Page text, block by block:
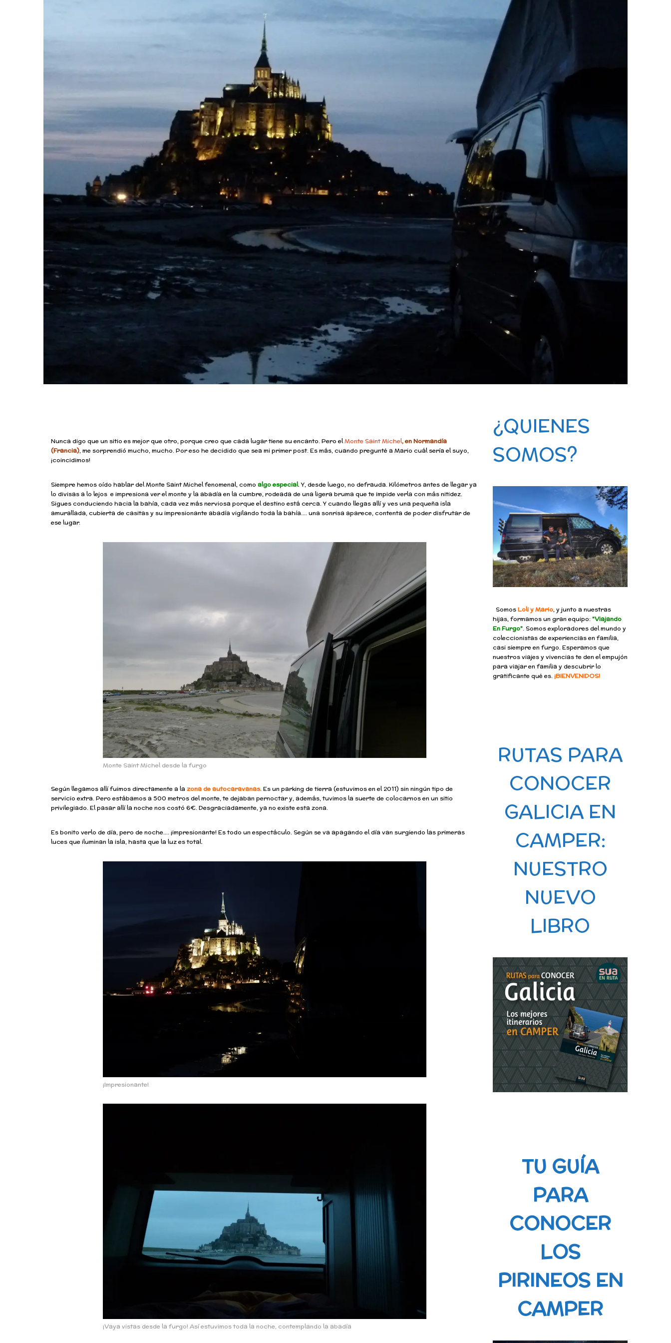
Nunca digo que un sitio es mejor que otro, porque creo que cada lugar tiene su encanto. Pero elMonte Saint Michel, en Normandía
(Francia),me sorprendió mucho, mucho. Por eso he decidido que sea mi primer post. Es más, cuando pregunté a Mario cuál sería el suyo,
¡coincidimos!
Siempre hemos oído hablar del Monte Saint Michel fenomenal, como algo especial. Y, desde luego, no defrauda. Kilómetros antes de llegar ya
lo divisas a lo lejos e impresiona ver el monte y la abadía en la cumbre, rodeada de una ligera bruma que te impide verla con más nitidez.
Sigues conduciendo hacia la bahía, cada vez más nerviosa porque el destino está cerca. Y cuando llegas allí y ves una pequeña isla
amurallada, cubierta de casitas y su impresionante abadía vigilando toda la bahía…. una sonrisa aparece, contenta de poder disfrutar de
ese lugar.
Monte Saint Michel desde la furgo
Según llegamos allí fuimos directamente a la zona de autocaravanas. Es un parking de tierra (estuvimos en el 2011) sin ningún tipo de
servicio extra. Pero estábamos a 500 metros del monte, te dejaban pernoctar y, además, tuvimos la suerte de colocarnos en un sitio
privilegiado. El pasar allí la noche nos costó 6€. Desgraciadamente, ya no existe esta zona.
Es bonito verlo de día, pero de noche…. ¡impresionante! Es todo un espectáculo. Según se va apagando el día van surgiendo las primeras
luces que iluminan la isla, hasta que la luz es total.
¡Impresionante!
¡Vaya vistas desde la furgo! Así estuvimos toda la noche, contemplando la abadía
¿QUIENES
SOMOS?
SomosLoli y Mario, y junto a nuestras
hijas, formamos un gran equipo:"Viajando
En Furgo". Somos exploradores del mundo y
coleccionistas de experiencias en familia,
casi siempre en furgo. Esperamos que
nuestros viajes y vivencias te den el empujón
para viajar en familia y descubrir lo
gratificante qué es.¡BIENVENIDOS!
RUTAS PARA
CONOCER
GALICIA EN
CAMPER:
NUESTRO
NUEVO
LIBRO
TU GUÍA
PARA
CONOCER
LOS
PIRINEOS EN
CAMPER